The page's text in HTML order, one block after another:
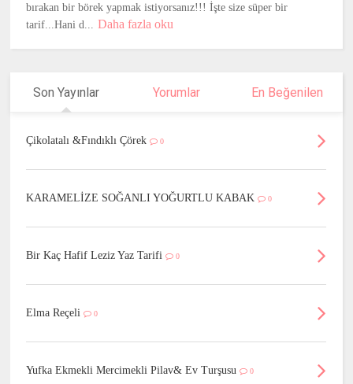
bırakan bir börek yapmak istiyorsanız!!! İşte size süper bir
tarif...Hani d...
Daha fazla oku
Son Yayınlar Yorumlar En Beğenilen
Çikolatalı &Fındıklı Çörek 0
KARAMELİZE SOĞANLI YOĞURTLU KABAK 0
Bir Kaç Hafif Leziz Yaz Tarifi 0
Elma Reçeli 0
Yufka Ekmekli Mercimekli Pilav& Ev Turşusu 0